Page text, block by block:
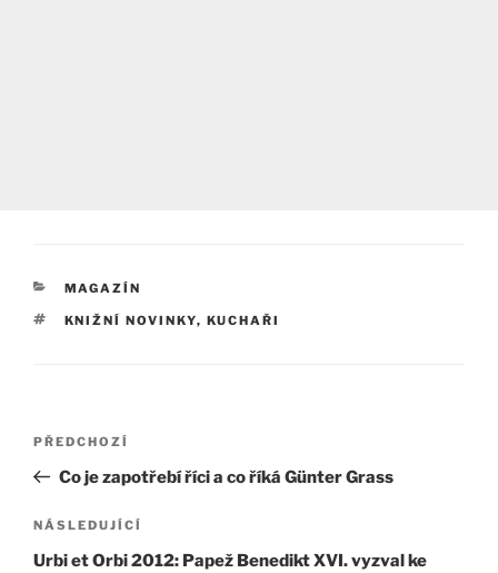
RUBRIKY
MAGAZÍN
ŠTÍTKY
KNIŽNÍ NOVINKY, KUCHAŘI
Navigace
příspěvek
Předchozí
příspěvek
PŘEDCHOZÍ
Co je zapotřebí říci a co říká Günter Grass
Následující
příspěvek
NÁSLEDUJÍCÍ
Urbi et Orbi 2012: Papež Benedikt XVI. vyzval ke